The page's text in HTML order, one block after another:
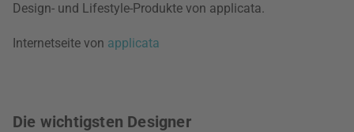
Design- und Lifestyle-Produkte von applicata.
Internetseite von applicata
Die wichtigsten Designer